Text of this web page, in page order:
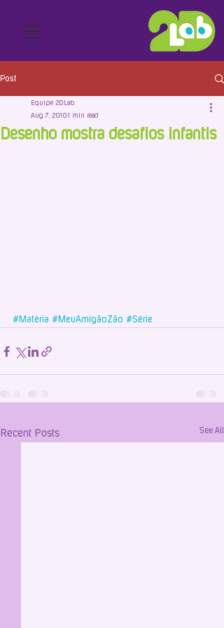
Post
Desenho mostra desafios infantis
Equipe 2DLab
Aug 7, 20101 min read
#Matéria #MeuAmigãoZão #Série
Recent Posts See All